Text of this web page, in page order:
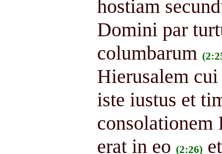
hostiam
Domini par
columbarum
Hierusalem
iste iustus et
consolationem
erat in eo (2:26)